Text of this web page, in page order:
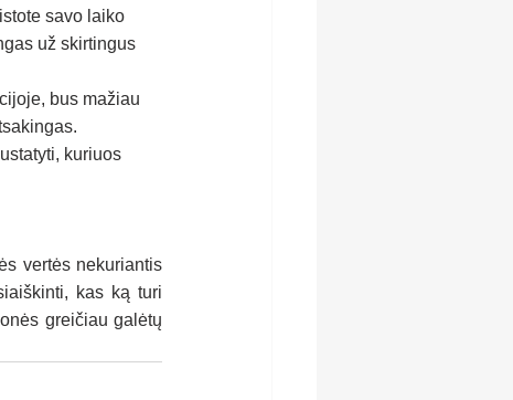
savo laiko
už skirtingus
bus mažiau
kuriuos
vertės nekuriantis
kas ką turi
greičiau galėtų